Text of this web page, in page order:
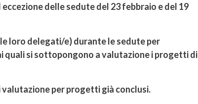
delle sedute del 23 febbraio e del 19
loro delegati/e) durante le sedute per
quali si sottopongono a valutazione i progetti di
per progetti già conclusi.